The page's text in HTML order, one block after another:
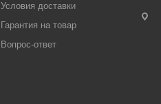
Условия доставки
Гарантия на товар
Вопрос-ответ